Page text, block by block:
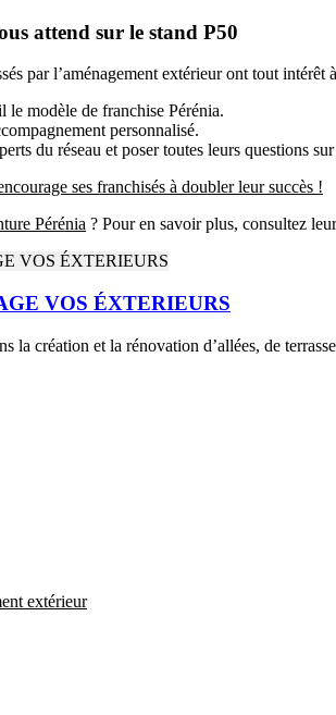
attend sur le stand P50
par l’aménagement extérieur ont tout
le modèle de franchise Pérénia.
personnalisé.
du réseau et poser toutes leurs questions
ses franchisés à doubler leur succès !
Pérénia ? Pour en savoir plus, consultez
VOS ÉXTERIEURS
la création et la rénovation d’allées, de
extérieur